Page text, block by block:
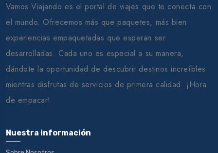
Vamos Viajando es el portal de viajes que te conecta con
el mundo. Ofrecemos más que paquetes, más bien
experiencias empaquetadas que esperan ser
desarrolladas. Cada uno es especial a su manera,
dándote la oportunidad de descubrir destinos increíbles
mientras disfrutas de servicios de primera calidad. ¡Hora
de empacar!
Nuestra información